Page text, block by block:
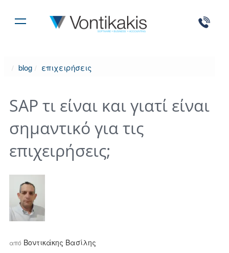
blog επιχειρήσεις
SAP τι είναι και γιατί είναι
σημαντικό για τις
επιχειρήσεις;
από Βοντικάκης Bασίλης